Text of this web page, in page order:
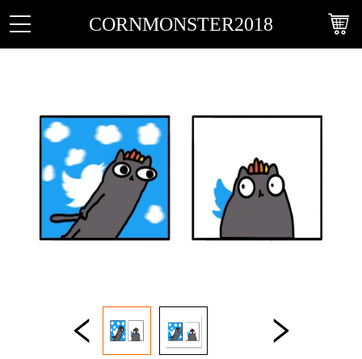
CORNMONSTER2018